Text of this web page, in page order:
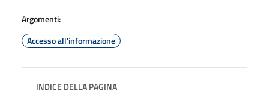
Argomenti:
Accesso all'informazione
INDICE DELLA PAGINA